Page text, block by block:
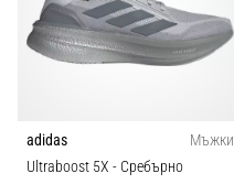
adidas
Мъжки
Ultraboost 5X - Сребърно